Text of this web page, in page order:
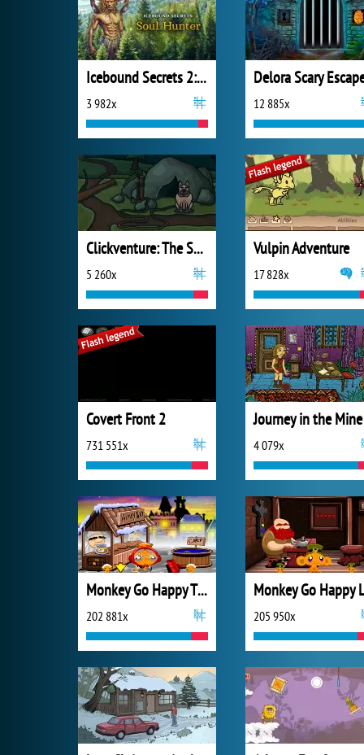
Icebound Secrets 2: Soul Hunter
3 982x 12 885x
Clickventure: The Secret Beneath
5 260x
Vulpin Adventure
17 828x
Covert Front 2
731 551x
Journey in the Mine
4 079x
Monkey Go Happy Thanksgiving
202 881x 205 950x